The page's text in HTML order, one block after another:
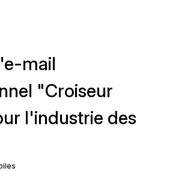
mail
"Croiseur
l'industrie des